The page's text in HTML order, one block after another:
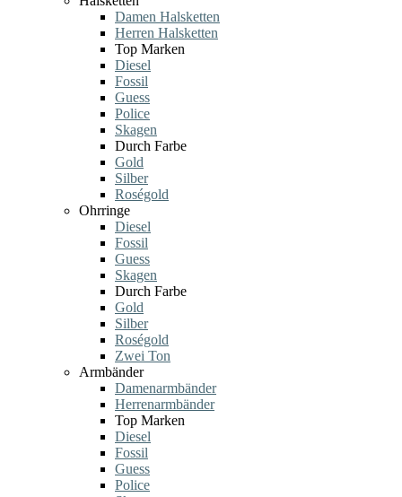
Damen Halsketten
Herren Halsketten
Top Marken
Diesel
Fossil
Guess
Police
Skagen
Durch Farbe
Gold
Silber
Roségold
Ohrringe
Diesel
Fossil
Guess
Skagen
Durch Farbe
Gold
Silber
Roségold
Zwei Ton
Armbänder
Damenarmbänder
Herrenarmbänder
Top Marken
Diesel
Fossil
Guess
Police